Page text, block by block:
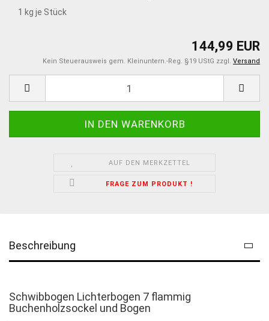
1 kg je Stück
144,99 EUR
Kein Steuerausweis gem. Kleinuntern.-Reg. §19 UStG zzgl. Versand
AUF DEN MERKZETTEL
FRAGE ZUM PRODUKT !
Beschreibung
Schwibbogen Lichterbogen 7 flammig
Buchenholzsockel und Bogen